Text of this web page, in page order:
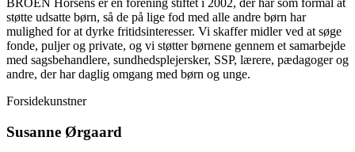
BROEN Horsens er en forening stiftet i 2002, der har som formål at
støtte udsatte børn, så de på lige fod med alle andre børn har
mulighed for at dyrke fritidsinteresser. Vi skaffer midler ved at søge
fonde, puljer og private, og vi støtter børnene gennem et samarbejde
med sagsbehandlere, sundhedsplejersker, SSP, lærere, pædagoger og
andre, der har daglig omgang med børn og unge.
Forsidekunstner
Susanne Ørgaard